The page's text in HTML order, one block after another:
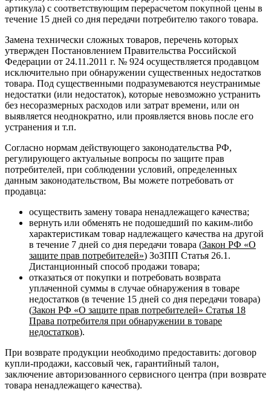
артикула) с соответствующим перерасчетом покупной цены в
течение 15 дней со дня передачи потребителю такого товара.
Замена технически сложных товаров, перечень которых
утвержден Постановлением Правительства Российской
Федерации от 24.11.2011 г. № 924 осуществляется продавцом
исключительно при обнаружении существенных недостатков
товара. Под существенными подразумеваются неустранимые
недостатки (или недостаток), которые невозможно устранить
без несоразмерных расходов или затрат времени, или он
выявляется неоднократно, или проявляется вновь после его
устранения и т.п.
Согласно нормам действующего законодательства РФ,
регулирующего актуальные вопросы по защите прав
потребителей, при соблюдении условий, определенных
данным законодательством, Вы можете потребовать от
продавца:
осуществить замену товара ненадлежащего качества;
вернуть или обменять не подошедший по каким-либо
характеристикам товар надлежащего качества на другой
в течение 7 дней со дня передачи товара (Закон РФ «О
защите прав потребителей») ЗоЗПП Статья 26.1.
Дистанционный способ продажи товара;
отказаться от покупки и потребовать возврата
уплаченной суммы в случае обнаружения в товаре
недостатков (в течение 15 дней со дня передачи товара)
(Закон РФ «О защите прав потребителей» Статья 18
Права потребителя при обнаружении в товаре
недостатков).
При возврате продукции необходимо предоставить: договор
купли-продажи, кассовый чек, гарантийный талон,
заключение авторизованного сервисного центра (при возврате
товара ненадлежащего качества).